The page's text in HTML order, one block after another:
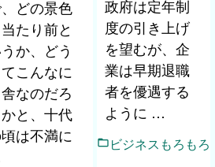
どの景色
たり前と
か、どう
てこんなに
なのだろ
と、十代
は不満に
政府は定年制
度の引き上げ
を望むが、企
業は早期退職
者を優遇する
ように …
ビジネスもろもろ